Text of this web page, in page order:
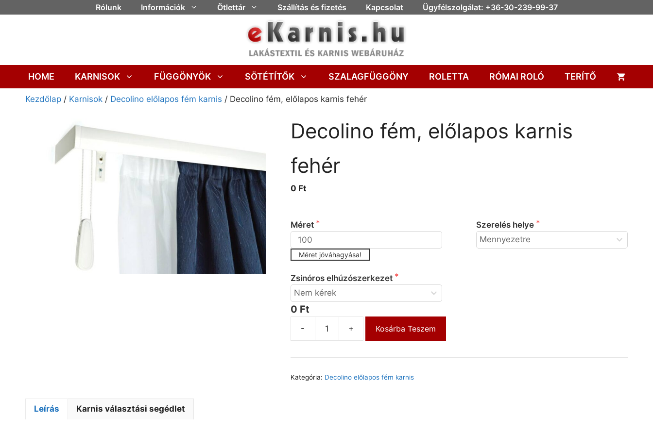
Rólunk Információk Ötlettár Szállítás és fizetés Kapcsolat Ügyfélszolgálat: +36-30-239-99-37
HOME KARNISOK FÜGGÖNYÖK SÖTÉTÍTŐK SZALAGFÜGGÖNY ROLETTA RÓMAI ROLÓ TERÍTŐ
Kezdőlap / Karnisok / Decolino előlapos fém karnis / Decolino fém, előlapos karnis fehér
Decolino fém, előlapos karnis
fehér
0 Ft
Méret
Szerelés helye
Méret jóváhagyása!
Zsinóros elhúzószerkezet
0 Ft
- + Kosárba Teszem
Kategória: Decolino előlapos fém karnis
Leírás Karnis választási segédlet